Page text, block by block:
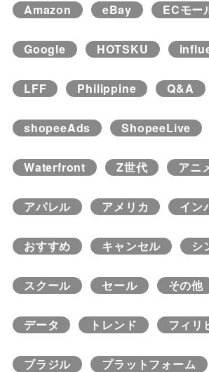
Amazon eBay ECモー
Google HOTSKU
LFF Philippine Q&A
shopeeAds ShopeeLive
Waterfront Z世代 アニ
アパレル アメリカ イン
おすすめ キャンセル シ
スクール セール その他
データ トレンド フィリ
ブラジル プラットフォーム